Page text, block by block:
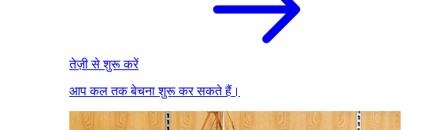
तेज़ी से शुरू करें
आप कल तक बेचना शुरू कर सकते हैं।